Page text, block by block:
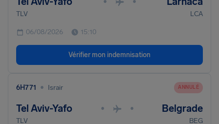
TLV LCA
06/08/2026 15:10
Vérifier mon indemnisation
6H771 • Israir ANNULÉ
Tel Aviv-Yafo • • Belgrade
TLV BEG